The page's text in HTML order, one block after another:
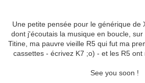
Une petite pensée pour le générique de
dont j'écoutais la musique en boucle,
Titine, ma pauvre vieille R5 qui fut ma
cassettes - écrivez K7 ;o) - et les R5
See you soon !